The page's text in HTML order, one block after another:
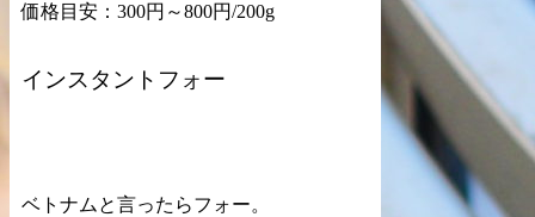
価格目安：300円～800円/200g
インスタントフォー
ベトナムと言ったらフォー。